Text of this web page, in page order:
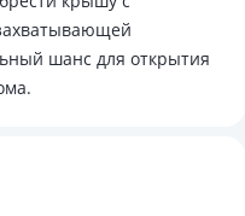
шанс для открытия